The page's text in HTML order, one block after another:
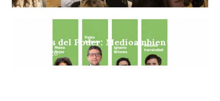
Después del Poder: Medioambiente
7 julio, 2026